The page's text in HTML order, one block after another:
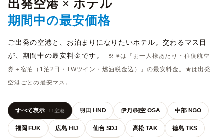
出発空港 × ホテル
期間中の最安価格
ご出発の空港と、お泊まりになりたいホテル。交わるマス目
が、期間中の最安料金です。
※ ¥は「お一人様あたり・往復航空
券＋宿泊（1泊2日・TWツイン・燃油税金込）」の最安料金。★は出発
空港ごとの最安マス。
すべて表示 11空港 羽田 HND 伊丹/関空 OSA 中部 NGO
福岡 FUK 広島 HIJ 仙台 SDJ 高松 TAK 徳島 TKS